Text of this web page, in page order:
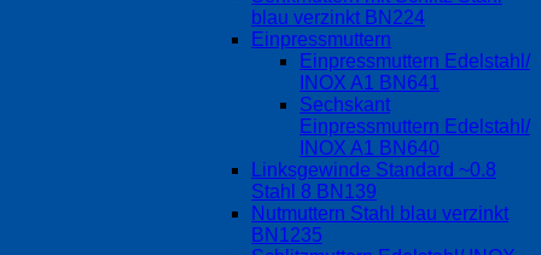
blau verzinkt BN224
Einpressmuttern
Einpressmuttern Edelstahl/
INOX A1 BN641
Sechskant
Einpressmuttern Edelstahl/
INOX A1 BN640
Linksgewinde Standard ~0.8
Stahl 8 BN139
Nutmuttern Stahl blau verzinkt
BN1235